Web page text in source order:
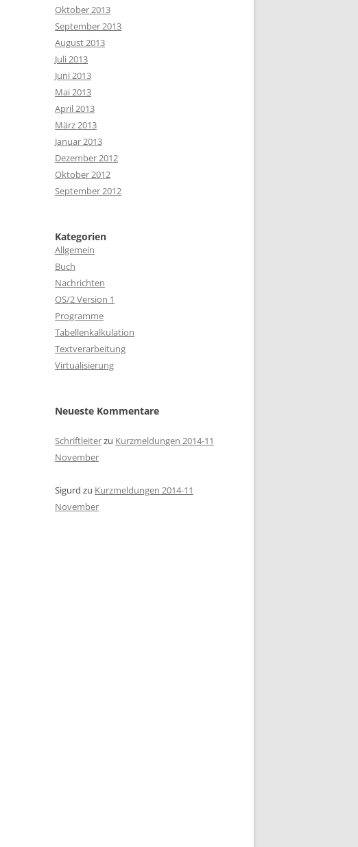
Oktober 2013
September 2013
August 2013
Juli 2013
Juni 2013
Mai 2013
April 2013
März 2013
Januar 2013
Dezember 2012
Oktober 2012
September 2012
Kategorien
Allgemein
Buch
Nachrichten
OS/2 Version 1
Programme
Tabellenkalkulation
Textverarbeitung
Virtualisierung
Neueste Kommentare
Schriftleiterzu Kurzmeldungen 2014-11
November
Sigurd zu Kurzmeldungen 2014-11
November